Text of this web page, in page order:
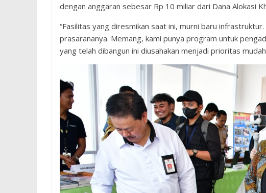
dengan anggaran sebesar Rp 10 miliar dari Dana Alokasi
“Fasilitas yang diresmikan saat ini, murni baru
prasarananya. Memang, kami punya program untuk
yang telah dibangun ini diusahakan menjadi prioritas